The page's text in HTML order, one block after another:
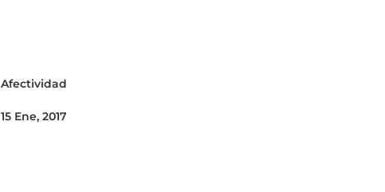
Afectividad
15 Ene, 2017